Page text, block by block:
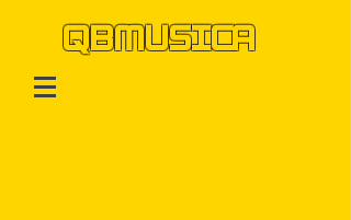
QBMUSICA